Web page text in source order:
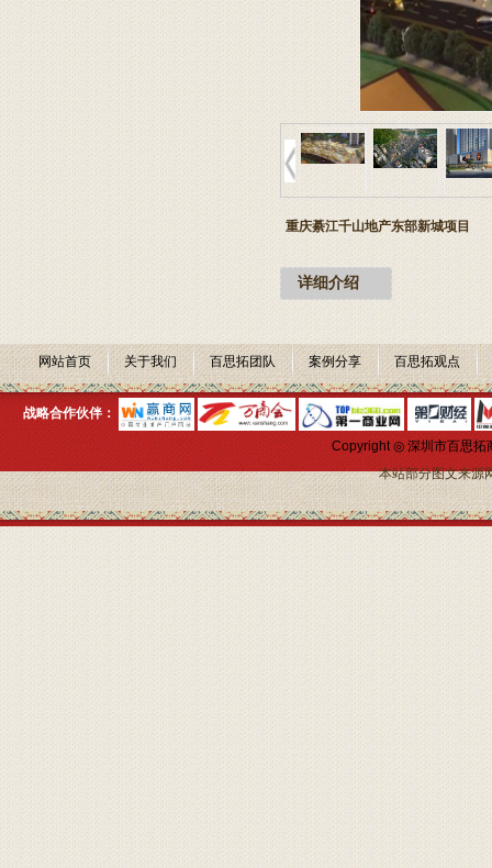
重庆綦江千山地产东部新城项目
详细介绍
网站首页 关于我们 百思拓团队 案例分享 百思拓观点
战略合作伙伴：
Copyright ◎ 深圳市百思拓
本站部分图文来源